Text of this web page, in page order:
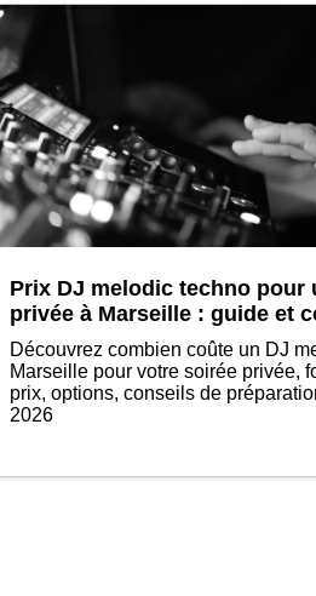
Prix DJ melodic techno pour
privée à Marseille : guide et
Découvrez combien coûte un DJ
Marseille pour votre soirée privée,
prix, options, conseils de
2026